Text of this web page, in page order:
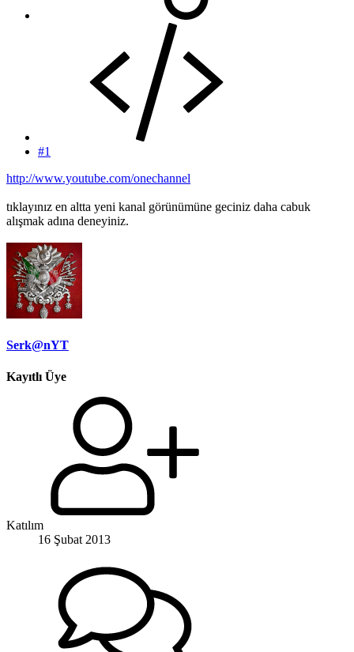
#1
http://www.youtube.com/onechannel
tıklayınız en altta yeni kanal görünümüne geciniz daha cabuk
alışmak adına deneyiniz.
Serk@nYT
Kayıtlı Üye
Katılım
16 Şubat 2013